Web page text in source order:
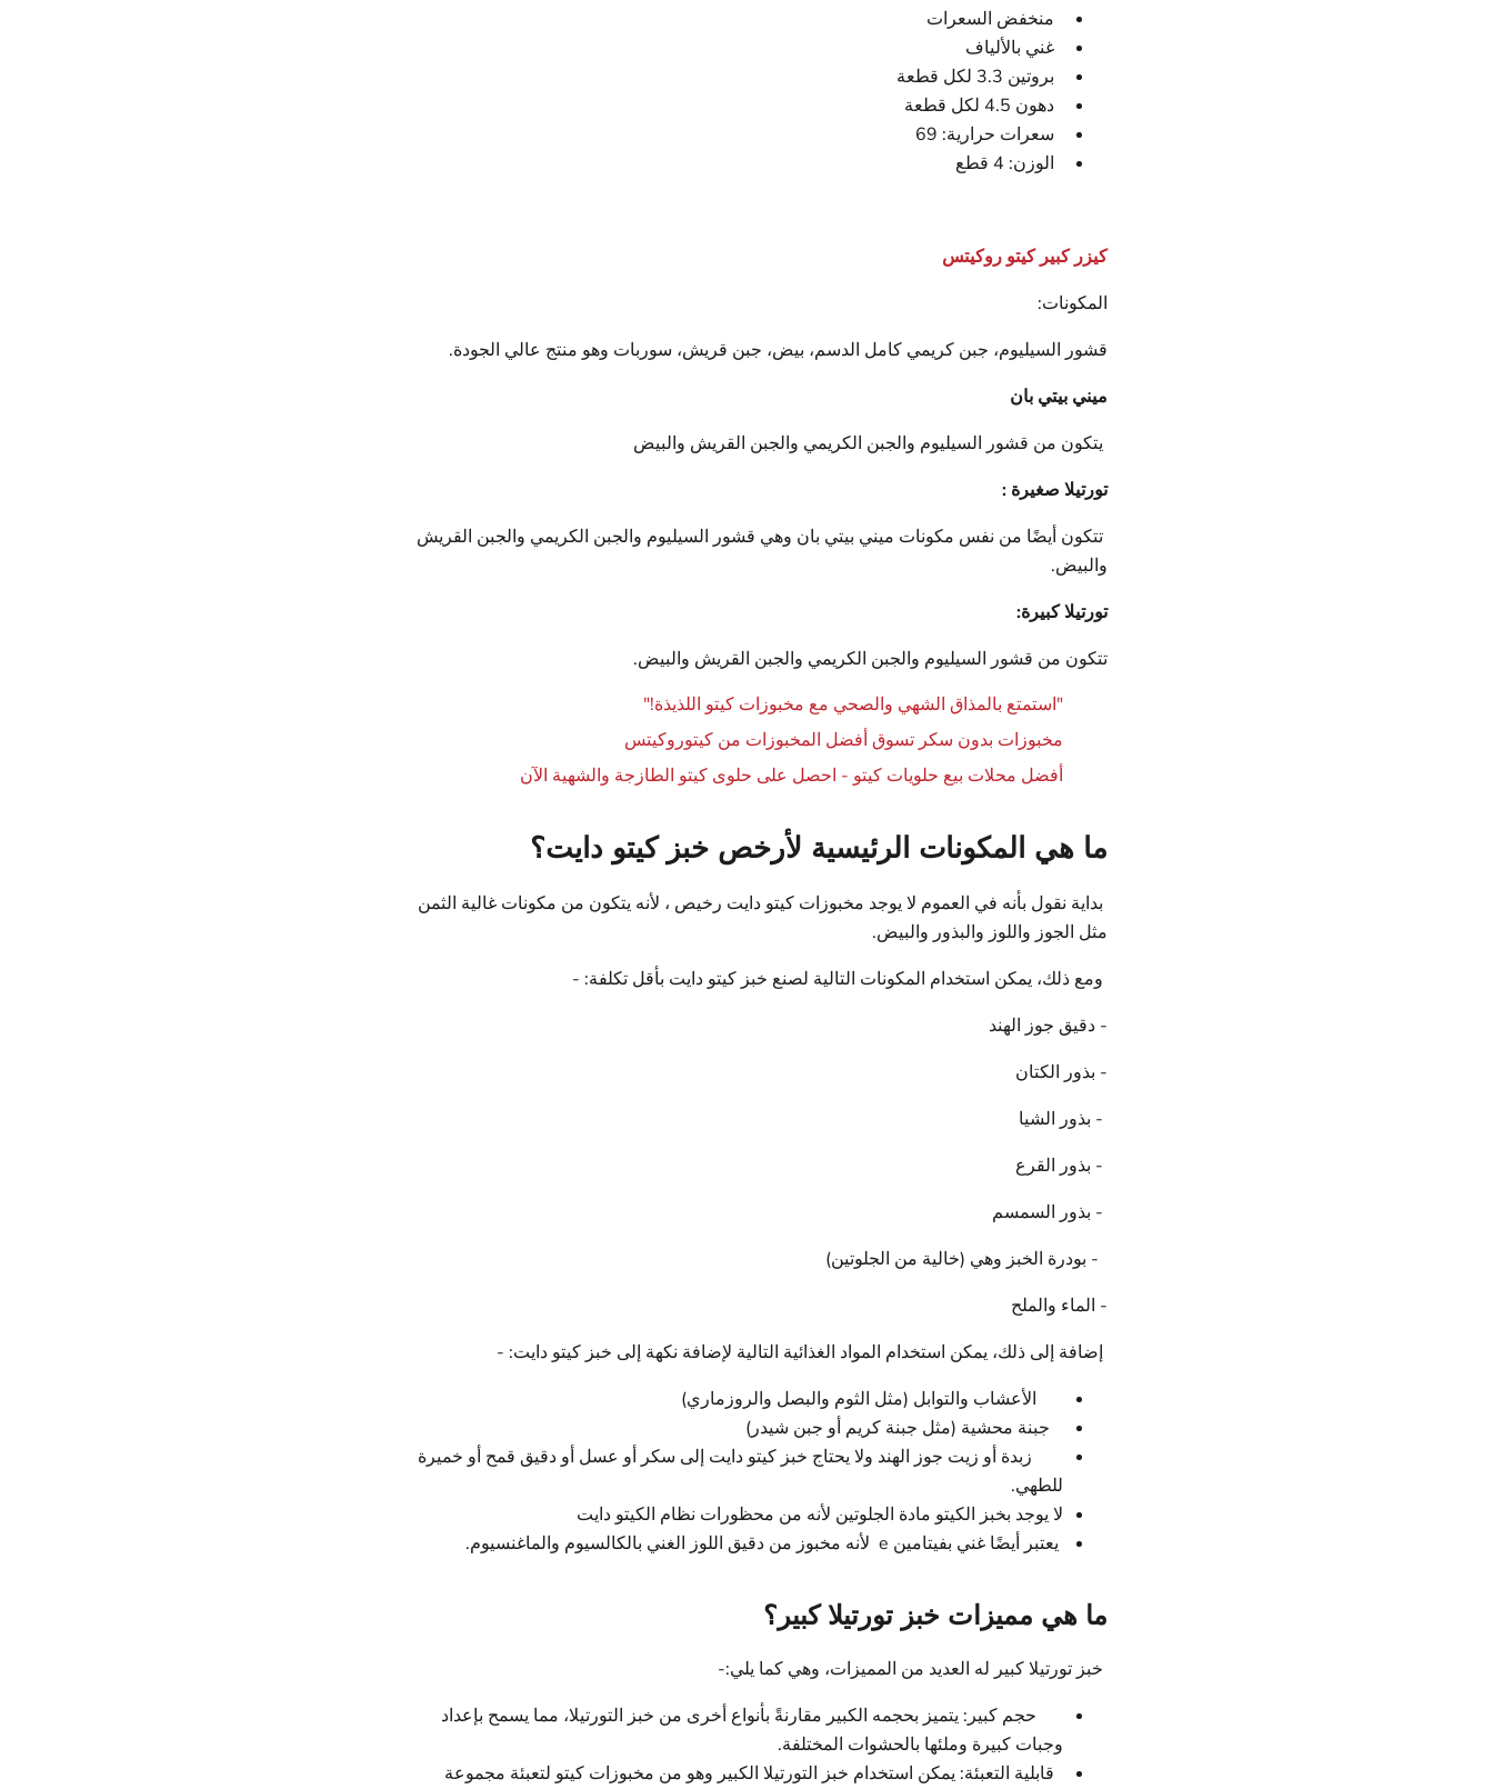
منخفض السعرات
غني بالألياف
بروتين 3.3 لكل قطعة
دهون 4.5 لكل قطعة
سعرات حرارية: 69
الوزن: 4 قطع
كيزر كبير كيتو روكيتس
المكونات:
قشور السيليوم، جبن كريمي كامل الدسم، بيض، جبن قريش، سوربات وهو منتج عالي الجودة.
ميني بيتي بان
يتكون من قشور السيليوم والجبن الكريمي والجبن القريش والبيض
تورتيلا صغيرة :
تتكون أيضًا من نفس مكونات ميني بيتي بان وهي قشور السيليوم والجبن الكريمي والجبن القريش
والبيض.
تورتيلا كبيرة:
تتكون من قشور السيليوم والجبن الكريمي والجبن القريش والبيض.
"استمتع بالمذاق الشهي والصحي مع مخبوزات كيتو اللذيذة!"
مخبوزات بدون سكر تسوق أفضل المخبوزات من كيتوروكيتس
أفضل محلات بيع حلويات كيتو - احصل على حلوى كيتو الطازجة والشهية الآن
ما هي المكونات الرئيسية لأرخص خبز كيتو دايت؟
بداية نقول بأنه في العموم لا يوجد مخبوزات كيتو دايت رخيص ، لأنه يتكون من مكونات غالية الثمن
مثل الجوز واللوز والبذور والبيض.
ومع ذلك، يمكن استخدام المكونات التالية لصنع خبز كيتو دايت بأقل تكلفة: -
- دقيق جوز الهند
- بذور الكتان
- بذور الشيا
- بذور القرع
- بذور السمسم
- بودرة الخبز وهي (خالية من الجلوتين)
- الماء والملح
إضافة إلى ذلك، يمكن استخدام المواد الغذائية التالية لإضافة نكهة إلى خبز كيتو دايت: -
الأعشاب والتوابل (مثل الثوم والبصل والروزماري)
جبنة محشية (مثل جبنة كريم أو جبن شيدر)
زبدة أو زيت جوز الهند ولا يحتاج خبز كيتو دايت إلى سكر أو عسل أو دقيق قمح أو خميرة
للطهي.
لا يوجد بخبز الكيتو مادة الجلوتين لأنه من محظورات نظام الكيتو دايت
يعتبر أيضًا غني بفيتامين e لأنه مخبوز من دقيق اللوز الغني بالكالسيوم والماغنسيوم.
ما هي مميزات خبز تورتيلا كبير؟
خبز تورتيلا كبير له العديد من المميزات، وهي كما يلي:-
حجم كبير: يتميز بحجمه الكبير مقارنةً بأنواع أخرى من خبز التورتيلا، مما يسمح بإعداد
وجبات كبيرة وملئها بالحشوات المختلفة.
قابلية التعبئة: يمكن استخدام خبز التورتيلا الكبير وهو من مخبوزات كيتو لتعبئة مجموعة